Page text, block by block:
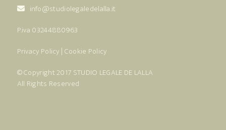
info@studiolegaledelalla.it
P.iva 03244880963
Privacy Policy | Cookie Policy
© Copyright 2017 STUDIO LEGALE DE LALLA
All Rights Reserved